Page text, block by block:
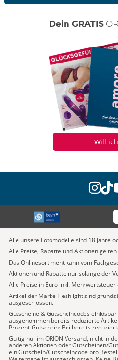
Dein GRATIS
Will
Alle unsere Fotomodelle sind 18 Jahre
Alle Preise, Rabatte und Aktionen
Das Onlinesortiment kann vom
Aktionen und Rabatte nur solange der
Alle Preise in Euro inkl. Mehrwertsteuer
Artikel der Marke Fleshlight sind
ausgeschlossen.
Gutscheine & Gutscheincodes
ausgenommen bereits reduzierte
Prozent-Gutschein: Bei bereits
Gültig nur im ORION Versand, nicht in
anderen Aktionen oder Gutscheinen/
ein Gutschein/Gutscheincode pro